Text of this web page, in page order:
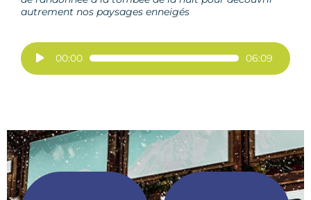
autrement nos paysages enneigés
Lecteur00:00 06:09